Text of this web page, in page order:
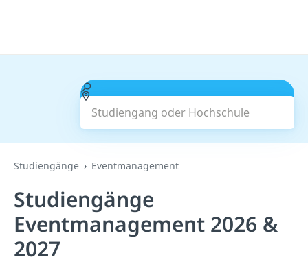
Studiengang oder Hochschule
Suchen
Studiengänge Eventmanagement
Studiengänge
Eventmanagement 2026 &
2027